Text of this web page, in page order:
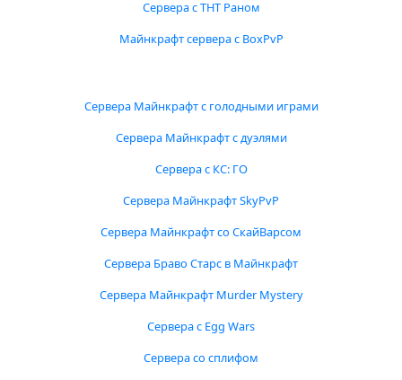
Сервера с ТНТ Раном
Майнкрафт сервера с BoxPvP
Сервера Майнкрафт с голодными играми
Сервера Майнкрафт с дуэлями
Сервера с КС: ГО
Сервера Майнкрафт SkyPvP
Сервера Майнкрафт со СкайВарсом
Сервера Браво Старс в Майнкрафт
Сервера Майнкрафт Murder Mystery
Сервера с Egg Wars
Сервера со сплифом